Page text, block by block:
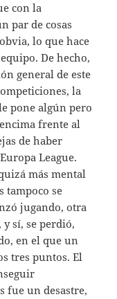
con la
par de cosas
lo que hace
De hecho,
general de este
la
pone algún pero
frente al
de haber
League.
más mental
tampoco se
jugando, otra
sí, se perdió,
en el que un
tres puntos. El
fue un desastre,